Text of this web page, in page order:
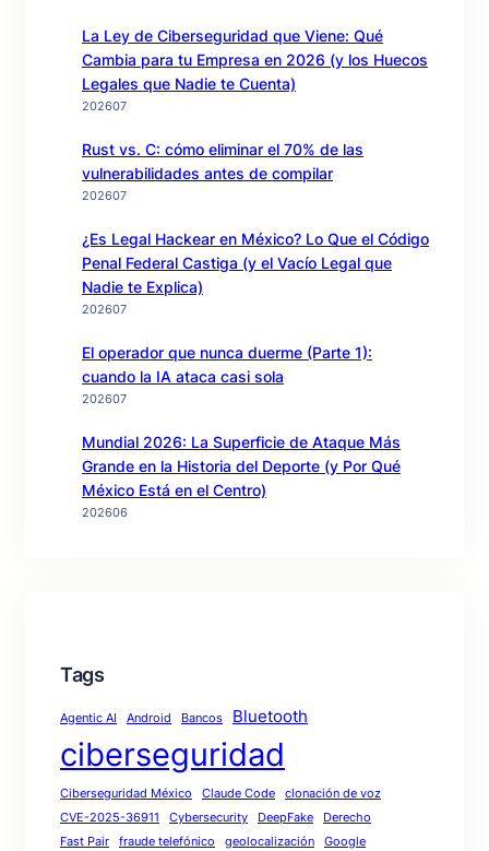
La Ley de Ciberseguridad que Viene: Qué
Cambia para tu Empresa en 2026 (y los Huecos
Legales que Nadie te Cuenta)
202607
Rust vs. C: cómo eliminar el 70% de las
vulnerabilidades antes de compilar
202607
¿Es Legal Hackear en México? Lo Que el Código
Penal Federal Castiga (y el Vacío Legal que
Nadie te Explica)
202607
El operador que nunca duerme (Parte 1):
cuando la IA ataca casi sola
202607
Mundial 2026: La Superficie de Ataque Más
Grande en la Historia del Deporte (y Por Qué
México Está en el Centro)
202606
Tags
Agentic AI Android Bancos Bluetooth
ciberseguridad
Ciberseguridad México Claude Code
clonación de voz
CVE-2025-36911
Cybersecurity DeepFake
Derecho
Fast Pair
fraude telefónico geolocalización Google